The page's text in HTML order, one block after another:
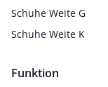
Schuhe Weite G
Schuhe Weite K
Funktion